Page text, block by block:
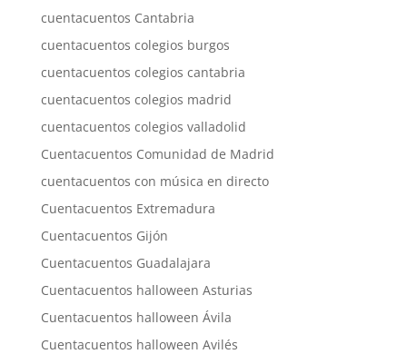
cuentacuentos Cantabria
cuentacuentos colegios burgos
cuentacuentos colegios cantabria
cuentacuentos colegios madrid
cuentacuentos colegios valladolid
Cuentacuentos Comunidad de Madrid
cuentacuentos con música en directo
Cuentacuentos Extremadura
Cuentacuentos Gijón
Cuentacuentos Guadalajara
Cuentacuentos halloween Asturias
Cuentacuentos halloween Ávila
Cuentacuentos halloween Avilés